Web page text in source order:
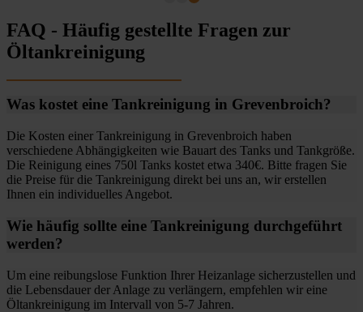
FAQ - Häufig gestellte Fragen zur
Öltankreinigung
Was kostet eine Tankreinigung in Grevenbroich?
Die Kosten einer Tankreinigung in Grevenbroich haben
verschiedene Abhängigkeiten wie Bauart des Tanks und Tankgröße.
Die Reinigung eines 750l Tanks kostet etwa 340€. Bitte fragen Sie
die Preise für die Tankreinigung direkt bei uns an, wir erstellen
Ihnen ein individuelles Angebot.
Wie häufig sollte eine Tankreinigung durchgeführt
werden?
Um eine reibungslose Funktion Ihrer Heizanlage sicherzustellen und
die Lebensdauer der Anlage zu verlängern, empfehlen wir eine
Öltankreinigung im Intervall von 5-7 Jahren.